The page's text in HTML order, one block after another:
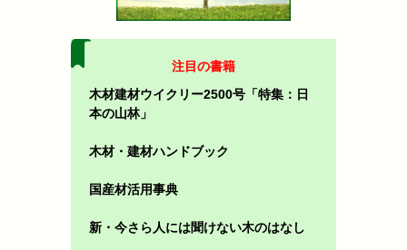
注目の書籍
木材建材ウイクリー2500号「特集：日
本の山林」
木材・建材ハンドブック
国産材活用事典
新・今さら人には聞けない木のはなし